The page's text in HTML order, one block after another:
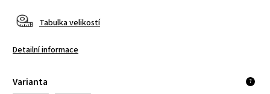
Tabulka velikostí
Detailní informace
Varianta ?